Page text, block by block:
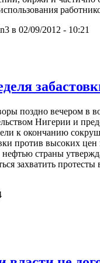
в 02/09/2012 - 10:21
поздно вечером в
Нигерии и
к окончанию
против высоких
нефтью страны
захватить